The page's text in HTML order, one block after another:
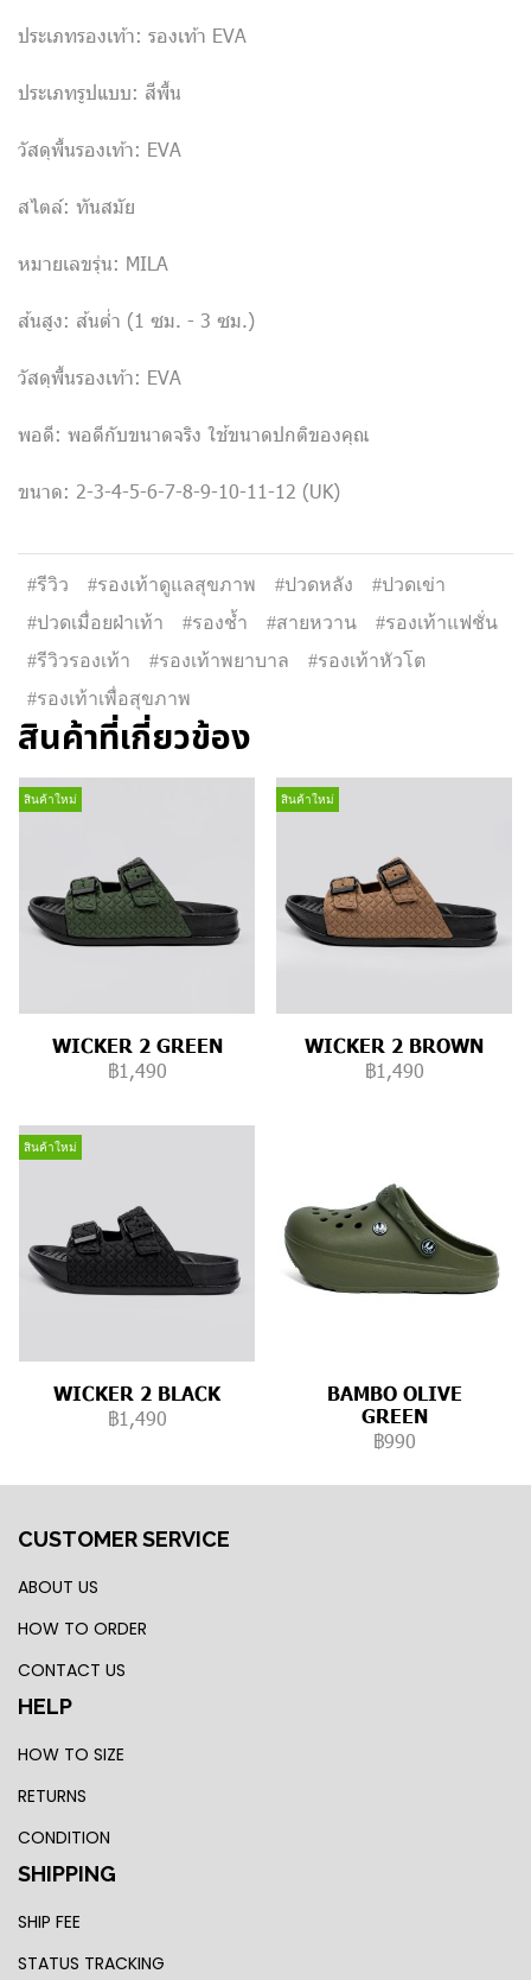
ประเภทรองเท้า: รองเท้า EVA
ประเภทรูปแบบ: สีพื้น
วัสดุพื้นรองเท้า: EVA
สไตล์: ทันสมัย
หมายเลขรุ่น: MILA
ส้นสูง: ส้นต่ำ (1 ซม. - 3 ซม.)
วัสดุพื้นรองเท้า: EVA
พอดี: พอดีกับขนาดจริง ใช้ขนาดปกติของคุณ
ขนาด: 2-3-4-5-6-7-8-9-10-11-12 (UK)
#รีวิว #รองเท้าดูแลสุขภาพ #ปวดหลัง
#ปวดเข่า
#ปวดเมื่อยฝ่าเท้า
#รองช้ำ #สายหวาน
#รองเท้าแฟชั่น
#รีวิวรองเท้า
#รองเท้าพยาบาล
#รองเท้าหัวโต
#รองเท้าเพื่อสุขภาพ
สินค้าที่เกี่ยวข้อง
สินค้าใหม่
WICKER 2 GREEN
฿1,490
สินค้าใหม่
WICKER 2 BROWN
฿1,490
สินค้าใหม่
WICKER 2 BLACK
฿1,490
BAMBO OLIVE
GREEN
฿990
CUSTOMER SERVICE
ABOUT US
HOW TO ORDER
CONTACT US
HELP
HOW TO SIZE
RETURNS
CONDITION
SHIPPING
SHIP FEE
STATUS TRACKING